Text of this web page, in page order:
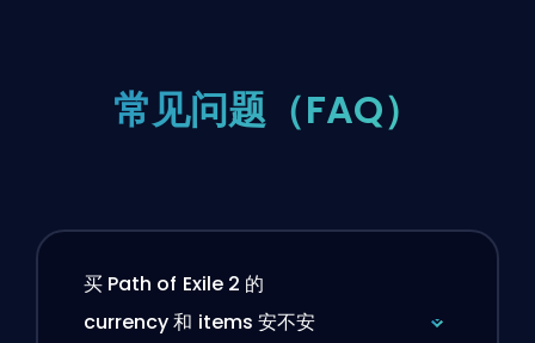
常见问题（FAQ）
买 Path of Exile 2 的
currency 和 items 安不安